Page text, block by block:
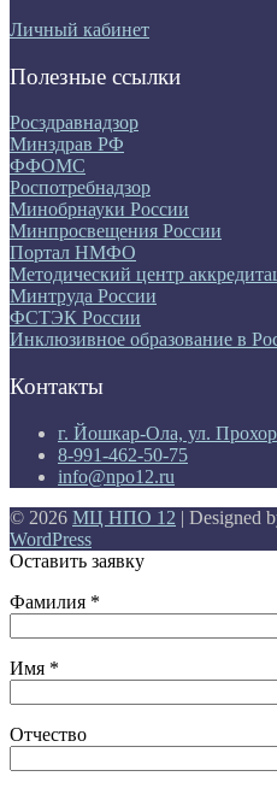
Личный кабинет
Полезные ссылки
Росздравнадзор
Минздрав РФ
ФФОМС
Роспотребнадзор
Минобрнауки России
Минпросвещения России
Портал НМФО
Методический центр
Минтруда России
ФСТЭК России
Инклюзивное образование в
Контакты
г. Йошкар-Ола, ул.
8-991-462-50-75
info@npo12.ru
© 2026 МЦ НПО 12 | Designed
WordPress
Оставить заявку
Фамилия *
Имя *
Отчество